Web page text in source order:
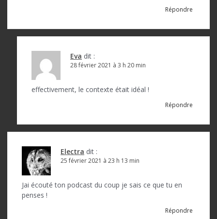
l
Répondre
Eva dit :
28 février 2021 à 3 h 20 min
effectivement, le contexte était idéal !
Répondre
Electra dit :
25 février 2021 à 23 h 13 min
Jai écouté ton podcast du coup je sais ce que tu en
penses !
Répondre